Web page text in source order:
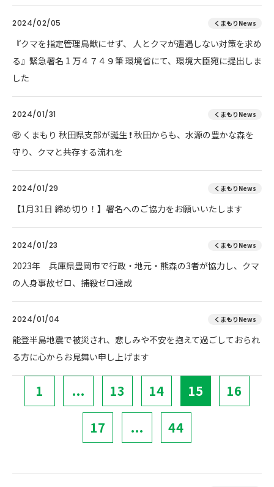
2024/02/05 くまもりNews
『クマを指定管理鳥獣にせず、 人とクマが遭遇しない対策を求め
る』緊急署名 1 万４７４９筆 環境省にて、環境大臣宛に提出しま
した
2024/01/31 くまもりNews
㊗ くまもり 秋田県支部が誕生 ❗ 秋田からも、水源の豊かな森を
守り、クマと共存する流れを
2024/01/29 くまもりNews
【1月31日 締め切り！】署名へのご協力をお願いいたします
2024/01/23 くまもりNews
2023年 兵庫県豊岡市で行政・地元・熊森の3者が協力し、クマ
の人身事故ゼロ、捕殺ゼロ達成
2024/01/04 くまもりNews
能登半島地震で被災され、悲しみや不安を抱えて過ごしておられ
る方に心からお見舞い申し上げます
1 ... 13 14 15 16
17 ... 44